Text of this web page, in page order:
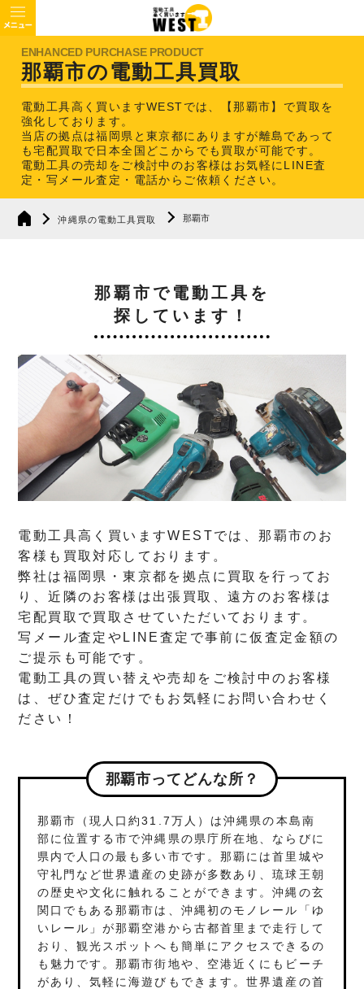
那覇市の電動工具買取
電動工具高く買いますWESTでは、【那覇市】で買取を
強化しております。
当店の拠点は福岡県と東京都にありますが離島であって
も宅配買取で日本全国どこからでも買取が可能です。
電動工具の売却をご検討中のお客様はお気軽にLINE査
定・写メール査定・電話からご依頼ください。
沖縄県の電動工具買取 那覇市
那覇市で電動工具を
探しています！
電動工具高く買いますWESTでは、那覇市のお
客様も買取対応しております。
弊社は福岡県・東京都を拠点に買取を行ってお
り、近隣のお客様は出張買取、遠方のお客様は
宅配買取で買取させていただいております。
写メール査定やLINE査定で事前に仮査定金額の
ご提示も可能です。
電動工具の買い替えや売却をご検討中のお客様
は、ぜひ査定だけでもお気軽にお問い合わせく
ださい！
那覇市ってどんな所？
那覇市（現人口約31.7万人）は沖縄県の本島南
部に位置する市で沖縄県の県庁所在地、ならびに
県内で人口の最も多い市です。那覇には首里城や
守礼門など世界遺産の史跡が多数あり、琉球王朝
の歴史や文化に触れることができます。沖縄の玄
関口でもある那覇市は、沖縄初のモノレール「ゆ
いレール」が那覇空港から古都首里まで走行して
おり、観光スポットへも簡単にアクセスできるの
も魅力です。那覇市街地や、空港近くにもビーチ
があり、気軽に海遊びもできます。世界遺産の首